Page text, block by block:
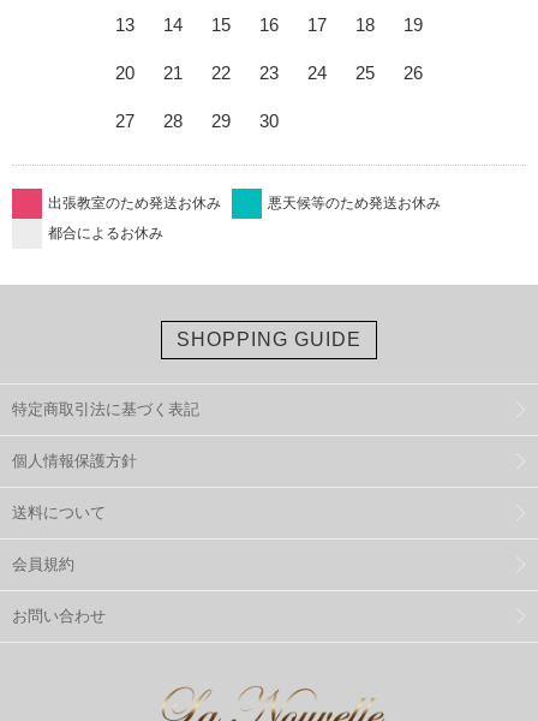
13 14 15 16 17 18 19
20 21 22 23 24 25 26
27 28 29 30
出張教室のため発送お休み
悪天候等のため発送お休み
都合によるお休み
SHOPPING GUIDE
特定商取引法に基づく表記
個人情報保護方針
送料について
会員規約
お問い合わせ